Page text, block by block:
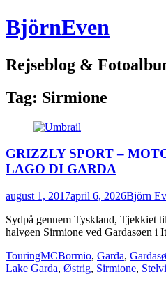
BjörnEven
Rejseblog &
Tag: Sirmione
GRIZZLY SPORT –
LAGO DI GARDA
Posted
august 1, 2017april 6, 2026Author
Björn
Sydpå gennem Tyskland, Tjekkiet
halvøen Sirmione ved Gardasøen i
Categories
TouringMCTags
Bormio, Garda,
Lake Garda, Østrig, Sirmione,